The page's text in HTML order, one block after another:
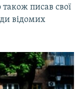
писав свої
відомих